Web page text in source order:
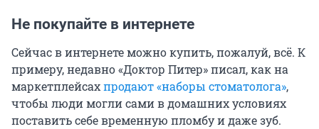
Не покупайте в интернете
Сейчас в интернете можно купить, пожалуй, всё. К
примеру, недавно «Доктор Питер» писал, как на
маркетплейсахпродают «наборы стоматолога»,
чтобы люди могли сами в домашних условиях
поставить себе временную пломбу и даже зуб.